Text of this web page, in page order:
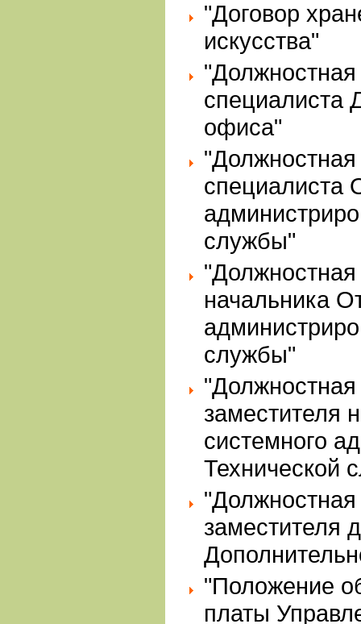
"Договор
искусства"
"Должностная
специалиста
офиса"
"Должностная
специалиста
службы"
"Должностная
начальника
службы"
"Должностная
заместителя
системного
Технической
"Должностная
заместителя
"Положение
платы